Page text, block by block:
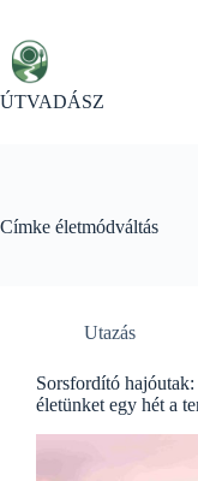
content
ÚTVADÁSZ
Címke életmódváltás
Utazás
Sorsfordító
életünket egy hét a